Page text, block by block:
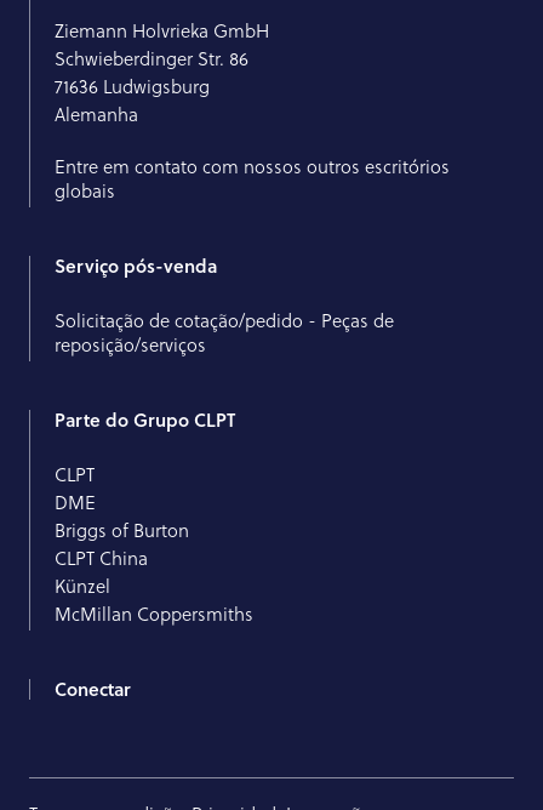
Ziemann Holvrieka GmbH
Schwieberdinger Str. 86
71636 Ludwigsburg
Alemanha
Entre em contato com nossos outros escritórios
globais
Serviço pós-venda
Solicitação de cotação/pedido - Peças de
reposição/serviços
Parte do Grupo CLPT
CLPT
DME
Briggs of Burton
CLPT China
Künzel
McMillan Coppersmiths
Conectar